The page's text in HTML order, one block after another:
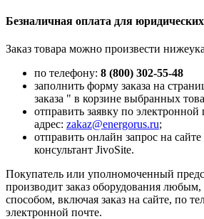
Безналичная оплата для
Заказ товара можно произвести
по телефону: 8 (800) 302-55-48
заполнить форму заказа на
заказа " в корзине выбранных
отправить заявку по электронной
адрес: zakaz@energorus.ru;
отправить онлайн запрос на
консультант JivoSite.
Покупатель или уполномоченный
производит заказ оборудования
способом, включая заказ на сайте, по
электронной почте.